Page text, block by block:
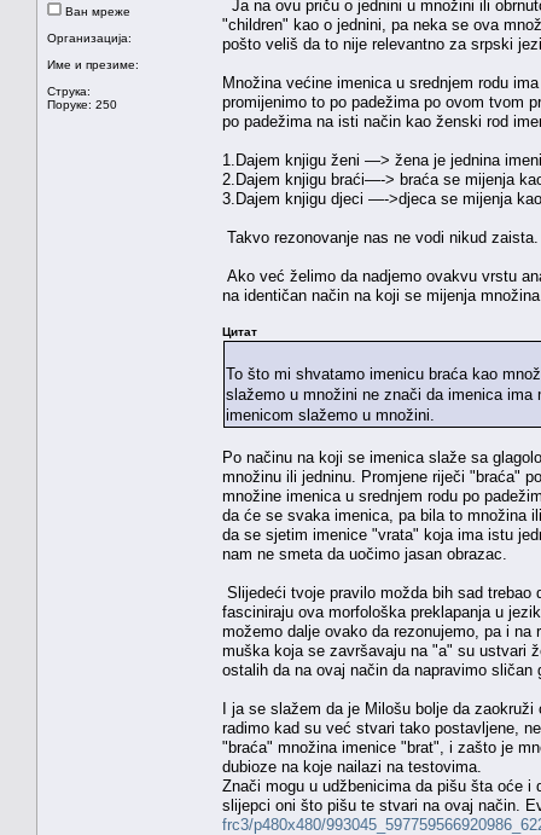
Ван мреже
Организација:
Име и презиме:
Струка:
Поруке: 250
Ja na ovu priču o jednini u množini ili
"children" kao o jednini, pa neka se ova
pošto veliš da to nije relevantno za srpski
Množina većine imenica u srednjem rodu
promijenimo to po padežima po ovom tvom
po padežima na isti način kao ženski rod
1.Dajem knjigu ženi —> žena je jednina
2.Dajem knjigu braći—-> braća se mijenja
3.Dajem knjigu djeci —->djeca se mijenja
Takvo rezonovanje nas ne vodi nikud
Ako već želimo da nadjemo ovakvu vrstu
na identičan način na koji se mijenja
Цитат
To što mi shvatamo imenicu braća kao
slažemo u množini ne znači da imenica
imenicom slažemo u množini.
Po načinu na koji se imenica slaže sa
množinu ili jedninu. Promjene riječi "braća"
množine imenica u srednjem rodu po
da će se svaka imenica, pa bila to množina
da se sjetim imenice "vrata" koja ima istu
nam ne smeta da uočimo jasan obrazac.
Slijedeći tvoje pravilo možda bih sad
fasciniraju ova morfološka preklapanja u
možemo dalje ovako da rezonujemo, pa i
muška koja se završavaju na "a" su ustvari
ostalih da na ovaj način da napravimo sličan
I ja se slažem da je Milošu bolje da
radimo kad su već stvari tako postavljene,
"braća" množina imenice "brat", i zašto je
dubioze na koje nailazi na testovima.
Znači mogu u udžbenicima da pišu šta oće
slijepci oni što pišu te stvari na ovaj način.
frc3/p480x480/